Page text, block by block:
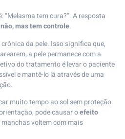
tem cura?”. A resposta
não, mas tem controle.
da pele. Isso significa que,
a pele permanece com a
do tratamento é levar o paciente
e mantê-lo lá através de uma
muito tempo ao sol sem proteção
pode causar oefeito
voltem com mais